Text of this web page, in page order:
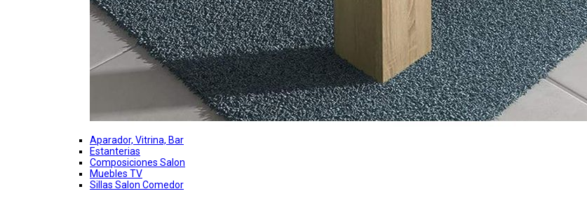
Aparador, Vitrina, Bar
Estanterias
Composiciones Salon
Muebles TV
Sillas Salon Comedor